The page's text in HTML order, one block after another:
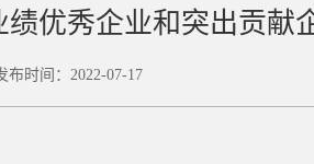
绩优秀企业和突出贡献
时间：2022-07-17